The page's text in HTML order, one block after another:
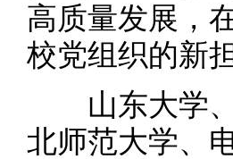
高质量发展，
校党组织的新
山东大学、
北师范大学、